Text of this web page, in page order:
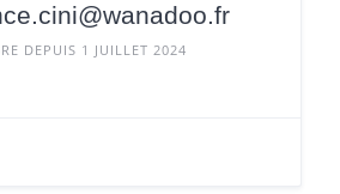
DEPUIS 1 JUILLET 2024